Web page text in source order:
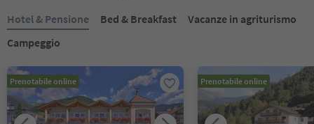
Hotel & Pensione Bed & Breakfast
Vacanze in agriturismo
Campeggio
Prenotabile online Prenotabile online